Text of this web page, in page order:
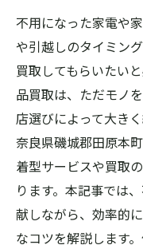
不用になった家電や
や引越しのタイミン
買取してもらいたい
品買取は、ただモノ
店選びによって大き
奈良県磯城郡田原本
着型サービスや買取
ります。本記事では
献しながら、効率的
なコツを解説します